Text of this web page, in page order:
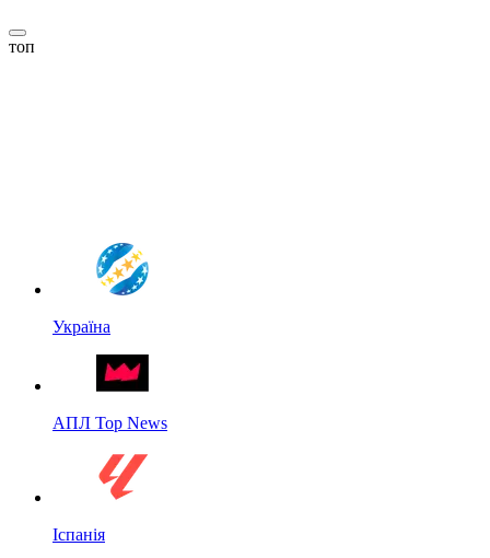
топ
Україна
АПЛ Top News
Іспанія